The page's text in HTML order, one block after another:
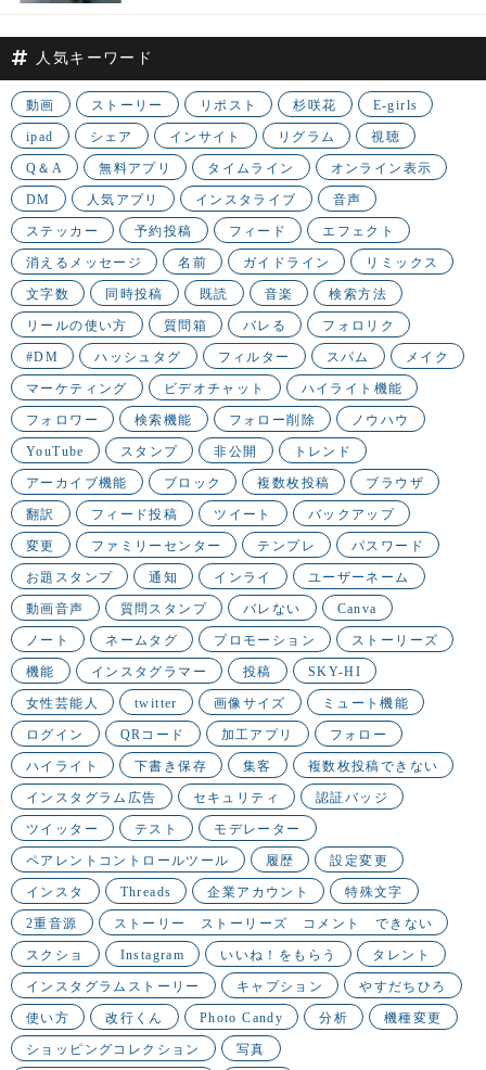
人気キーワード
動画 ストーリー リポスト 杉咲花 E-girls
ipad シェア インサイト リグラム 視聴
Q＆A 無料アプリ タイムライン オンライン表示
DM 人気アプリ インスタライブ 音声
ステッカー 予約投稿 フィード エフェクト
消えるメッセージ 名前 ガイドライン リミックス
文字数 同時投稿 既読 音楽 検索方法
リールの使い方 質問箱 バレる フォロリク
#DM ハッシュタグ フィルター スパム メイク
マーケティング ビデオチャット ハイライト機能
フォロワー 検索機能 フォロー削除 ノウハウ
YouTube スタンプ 非公開 トレンド
アーカイブ機能 ブロック 複数枚投稿 ブラウザ
翻訳 フィード投稿 ツイート バックアップ
変更 ファミリーセンター テンプレ パスワード
お題スタンプ 通知 インライ ユーザーネーム
動画音声 質問スタンプ バレない Canva
ノート ネームタグ プロモーション ストーリーズ
機能 インスタグラマー 投稿 SKY-HI
女性芸能人 twitter 画像サイズ ミュート機能
ログイン QRコード 加工アプリ フォロー
ハイライト 下書き保存 集客 複数枚投稿できない
インスタグラム広告 セキュリティ 認証バッジ
ツイッター テスト モデレーター
ペアレントコントロールツール 履歴 設定変更
インスタ Threads 企業アカウント 特殊文字
2重音源 ストーリー ストーリーズ コメント できない
スクショ Instagram いいね！をもらう タレント
インスタグラムストーリー キャプション やすだちひろ
使い方 改行くん Photo Candy 分析 機種変更
ショッピングコレクション 写真